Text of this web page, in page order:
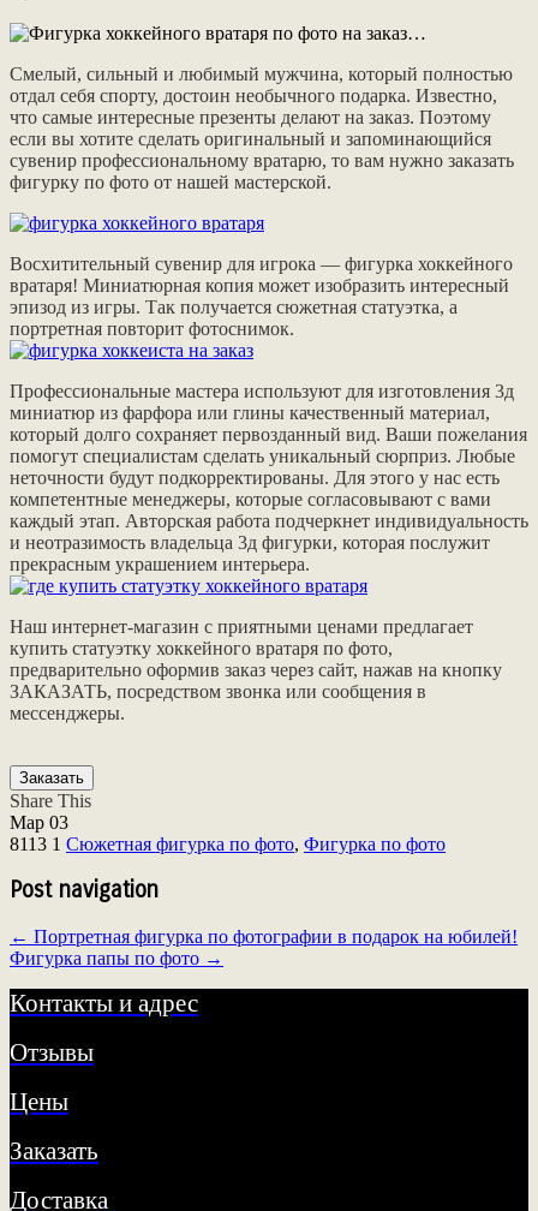
Смелый, сильный и любимый мужчина, который полностью
отдал себя спорту, достоин необычного подарка. Известно,
что самые интересные презенты делают на заказ. Поэтому
если вы хотите сделать оригинальный и запоминающийся
сувенир профессиональному вратарю, то вам нужно заказать
фигурку по фото от нашей мастерской.
Восхитительный сувенир для игрока — фигурка хоккейного
вратаря! Миниатюрная копия может изобразить интересный
эпизод из игры. Так получается сюжетная статуэтка, а
портретная повторит фотоснимок.
Профессиональные мастера используют для изготовления 3д
миниатюр из фарфора или глины качественный материал,
который долго сохраняет первозданный вид. Ваши пожелания
помогут специалистам сделать уникальный сюрприз. Любые
неточности будут подкорректированы. Для этого у нас есть
компетентные менеджеры, которые согласовывают с вами
каждый этап. Авторская работа подчеркнет индивидуальность
и неотразимость владельца 3д фигурки, которая послужит
прекрасным украшением интерьера.
Наш интернет-магазин с приятными ценами предлагает
купить статуэтку хоккейного вратаря по фото,
предварительно оформив заказ через сайт, нажав на кнопку
ЗАКАЗАТЬ, посредством звонка или сообщения в
мессенджеры.
Заказать
Share This
Мар 03
8113 1 Сюжетная фигурка по фото, Фигурка по фото
Post navigation
← Портретная фигурка по фотографии в подарок на юбилей!
Фигурка папы по фото →
Контакты и адрес
Отзывы
Цены
Заказать
Доставка